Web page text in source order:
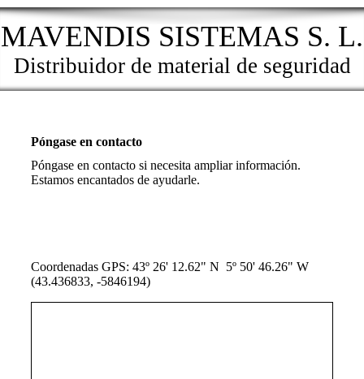
MAVENDIS SISTEMAS S. L.
Distribuidor de material de seguridad
Póngase en contacto
Póngase en contacto si necesita ampliar información.
Estamos encantados de ayudarle.
Coordenadas GPS: 43º 26' 12.62" N 5º 50' 46.26" W
(43.436833, -5846194)